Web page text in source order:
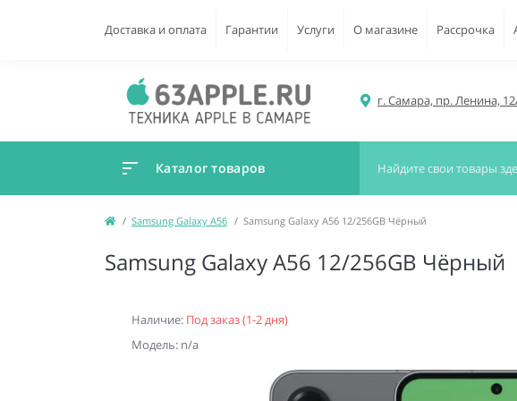
Доставка и оплата Гарантии Услуги О магазине Рассрочка
г. Самара, пр. Ленина,
Каталог товаров
Samsung Galaxy A56 Samsung Galaxy A56 12/256GB Чёрный
Samsung Galaxy A56 12/256GB Чёрный
Наличие: Под заказ (1-2 дня)
Модель: n/a